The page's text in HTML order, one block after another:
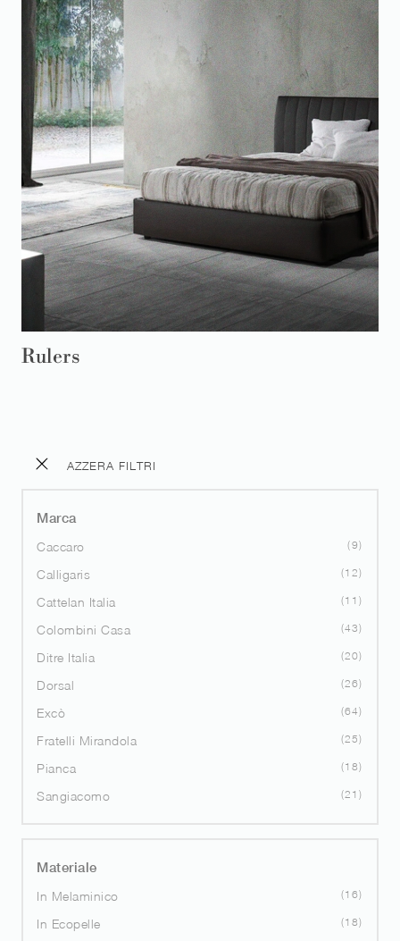
AZZERA FILTRI
Marca
Caccaro
9
Calligaris 12
Cattelan Italia 11
Colombini Casa 43
Ditre Italia 20
Dorsal 26
Excò 64
Fratelli Mirandola 25
Pianca 18
Sangiacomo 21
Materiale
In Melaminico
16
In Ecopelle 18
Rulers